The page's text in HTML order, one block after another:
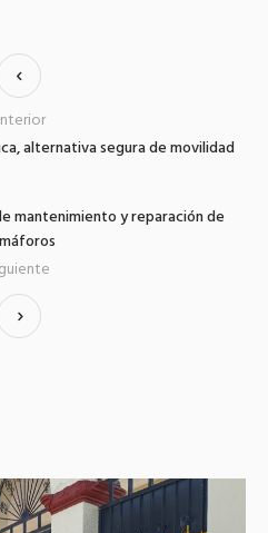
alternativa segura de movilidad
mantenimiento y reparación de